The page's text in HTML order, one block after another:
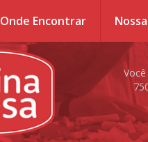
Onde Encontrar